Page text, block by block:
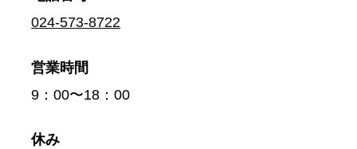
024-573-8722
営業時間
9：00〜18：00
休み